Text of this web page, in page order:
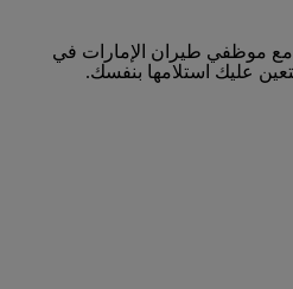
التواصل مع موظفي طيران الإمارات في
عليك استلامها بنفسك.